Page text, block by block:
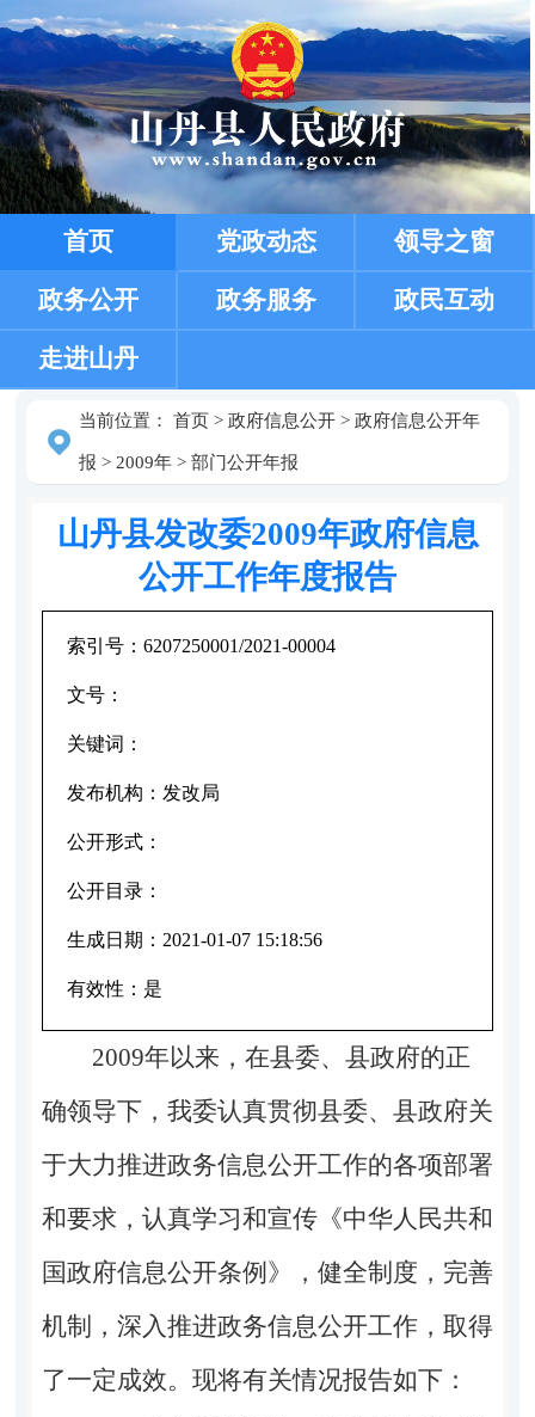
首页 党政动态 领导之窗
政务公开 政务服务 政民互动
走进山丹
当前位置： 首页> 政府信息公开> 政府信息公开年
报 > 2009年> 部门公开年报
山丹县发改委2009年政府信息
公开工作年度报告
索引号： 6207250001/2021-00004
文号：
关键词：
发布机构： 发改局
公开形式：
公开目录：
生成日期： 2021-01-07 15:18:56
有效性： 是
2009年以来，在县委、县政府的正
确领导下，我委认真贯彻县委、县政府关
于大力推进政务信息公开工作的各项部署
和要求，认真学习和宣传《中华人民共和
国政府信息公开条例》，健全制度，完善
机制，深入推进政务信息公开工作，取得
了一定成效。现将有关情况报告如下：